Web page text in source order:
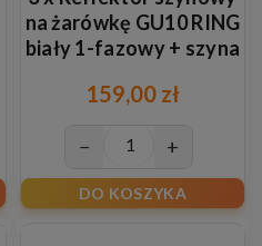
na żarówkę GU10 RING
biały 1-fazowy + szyna
159,00 zł
− +
DO KOSZYKA